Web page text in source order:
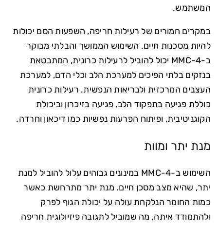
המשתמש.
במקרים חמורים של רעילות חריפה, השפעות הסם יכולות
להיות מסכנות חיים. השימוש הממושך והבלתי מבוקר
ב-4-MMC יכול להוביל לרעילות כרונית, המתבטאת
בנזקים בלתי הפיכים למערכת הלב וכלי הדם, למערכת
העצבים המרכזית ולבריאות הנפשית. רעילות כרונית
כוללת פגיעה בתפקוד הלב, פגיעה בזיכרון וביכולת
הקוגניטיבית, ופיתוח הפרעות נפשיות כמו דיכאון וחרדה.
מנת יתר ומוות
השימוש ב-4-MMC במינונים גבוהים עלול להוביל למנת
יתר, שהיא מצב מסכן חיים. מנת יתר מתרחשת כאשר
כמות החומר הנלקחת עולה על יכולת הגוף לפרק
ולהתמודד איתה, מה שמוביל לתגובה פיזיולוגית חריפה